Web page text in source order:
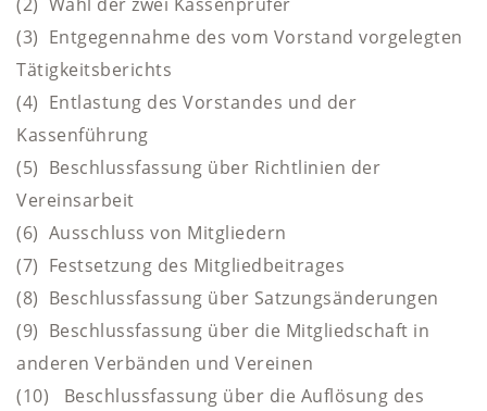
(3) Entgegennahme des vom Vorstand vorgelegten
Tätigkeitsberichts
(4) Entlastung des Vorstandes und der
Kassenführung
(5) Beschlussfassung über Richtlinien der
Vereinsarbeit
(6) Ausschluss von Mitgliedern
(7) Festsetzung des Mitgliedbeitrages
(8) Beschlussfassung über Satzungsänderungen
(9) Beschlussfassung über die Mitgliedschaft in
anderen Verbänden und Vereinen
(10) Beschlussfassung über die Auflösung des